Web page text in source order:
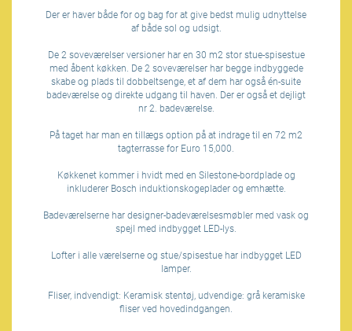
Der er haver både for og bag for at give bedst mulig udnyttelse
af både sol og udsigt.
De 2 soveværelser versioner har en 30 m2 stor stue-spisestue
med åbent køkken. De 2 soveværelser har begge indbyggede
skabe og plads til dobbeltsenge, et af dem har også én-suite
badeværelse og direkte udgang til haven. Der er også et dejligt
nr 2. badeværelse.
På taget har man en tillægs option på at indrage til en 72 m2
tagterrasse for Euro 15,000.
Køkkenet kommer i hvidt med en Silestone-bordplade og
inkluderer Bosch induktionskogeplader og emhætte.
Badeværelserne har designer-badeværelsesmøbler med vask og
spejl med indbygget LED-lys.
Lofter i alle værelserne og stue/spisestue har indbygget LED
lamper.
Fliser, indvendigt: Keramisk stentøj, udvendige: grå keramiske
fliser ved hovedindgangen.